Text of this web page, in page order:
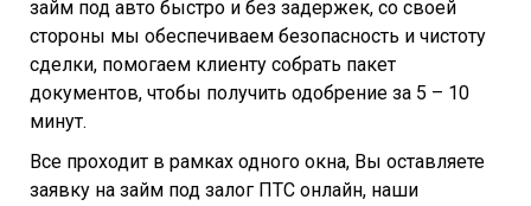
займ под авто быстро и без задержек, со своей
стороны мы обеспечиваем безопасность и чистоту
сделки, помогаем клиенту собрать пакет
документов, чтобы получить одобрение за 5 – 10
минут.
Все проходит в рамках одного окна, Вы оставляете
заявку на займ под залог ПТС онлайн, наши